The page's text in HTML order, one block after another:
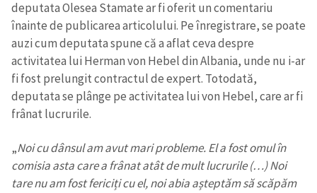
deputata Olesea Stamate ar fi oferit un comentariu
înainte de publicarea articolului. Pe înregistrare, se poate
auzi cum deputata spune că a aflat ceva despre
activitatea lui Herman von Hebel din Albania, unde nu i-ar
fi fost prelungit contractul de expert. Totodată,
deputata se plânge pe activitatea lui von Hebel, care ar fi
frânat lucrurile.
„Noi cu dânsul am avut mari probleme. El a fost omul în
comisia asta care a frânat atât de mult lucrurile (…) Noi
tare nu am fost fericiți cu el, noi abia așteptăm să scăpăm
CONTACT SURSĂ
Sursă anonimă
Nume
Telefon
+ Telefon personal